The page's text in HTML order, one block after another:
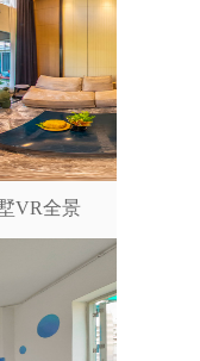
VR全景